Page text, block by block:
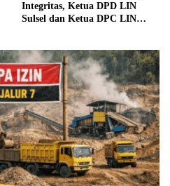
Integritas, Ketua DPD LIN
Sulsel dan Ketua DPC LIN